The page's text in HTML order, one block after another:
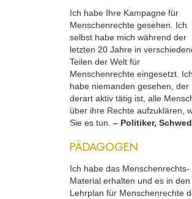
Ich habe Ihre Kampagne für
Menschenrechte gesehen. Ich
selbst habe mich während der
letzten 20 Jahre in
Teilen der Welt für
Menschenrechte eingesetzt. Ich
habe niemanden gesehen, der
derart aktiv tätig ist, alle
über ihre Rechte aufzuklären,
Sie es tun. – Politiker,
PÄDAGOGEN
Ich habe das Menschenrechts-
Material erhalten und es in den
Lehrplan für Menschenrechte